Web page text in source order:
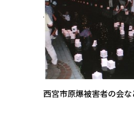
西宮市原爆被害者の会